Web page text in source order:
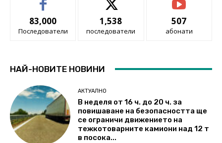
83,000
Последователи
1,538
последователи
507
абонати
НАЙ-НОВИТЕ НОВИНИ
АКТУАЛНО
В неделя от 16 ч. до 20 ч. за
повишаване на безопасността ще
се ограничи движението на
тежкотоварните камиони над 12 т
в посока...